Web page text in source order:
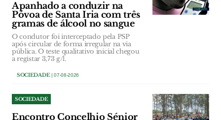
Apanhado a conduzir na
Póvoa de Santa Iria com três
gramas de álcool no sangue
O condutor foi interceptado pela PSP
após circular de forma irregular na via
pública. O teste qualitativo inicial chegou
a registar 3,73 g/l.
SOCIEDADE| 07-08-2026
SOCIEDADE
Encontro Concelhio Sénior